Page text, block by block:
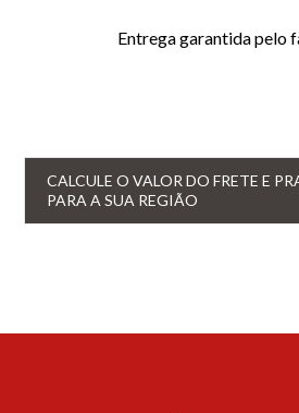
Entrega garantida pelo
CALCULE O VALOR DO FRETE E
PARA A SUA REGIÃO